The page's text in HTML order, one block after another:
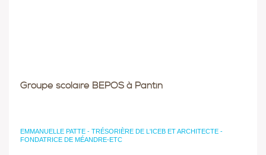
Groupe scolaire BEPOS à Pantin
EMMANUELLE PATTE - TRÉSORIÈRE DE L'ICEB ET ARCHITECTE -
FONDATRICE DE MÉANDRE-ETC